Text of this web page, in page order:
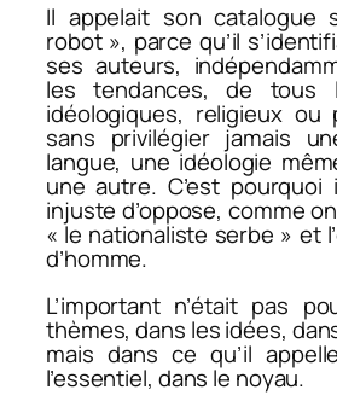
Il appelait son
robot », parce qu’il
ses auteurs,
les tendances, de tous
idéologiques, religieux ou
sans privilégier jamais
langue, une idéologie
une autre. C’est
injuste d’oppose, comme
« le nationaliste serbe » et
d’homme.
L’important n’était pas
thèmes, dans les idées,
mais dans ce qu’il
l’essentiel, dans le noyau.